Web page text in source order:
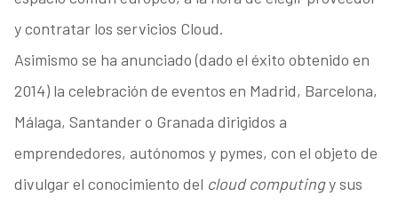
y contratar los servicios Cloud.
Asimismo se ha anunciado (dado el éxito obtenido en
2014) la celebración de eventos en Madrid, Barcelona,
Málaga, Santander o Granada dirigidos a
emprendedores, autónomos y pymes, con el objeto de
divulgar el conocimiento del cloud computingy sus